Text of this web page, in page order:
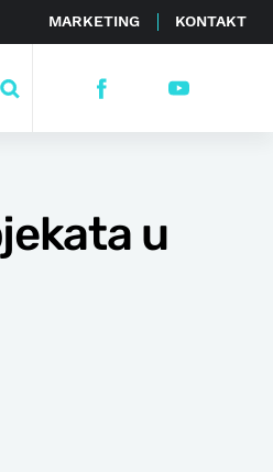
MARKETING KONTAKT
u